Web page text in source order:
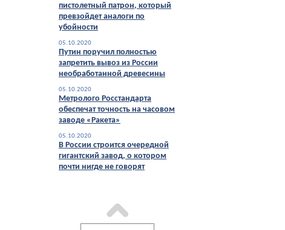
пистолетный патрон, который
превзойдет аналоги по
убойности
05.10.2020
Путин поручил полностью
запретить вывоз из России
необработанной древесины
05.10.2020
Метролого Росстандарта
обеспечат точность на часовом
заводе «Ракета»
05.10.2020
В России строится очередной
гигантский завод, о котором
почти нигде не говорят